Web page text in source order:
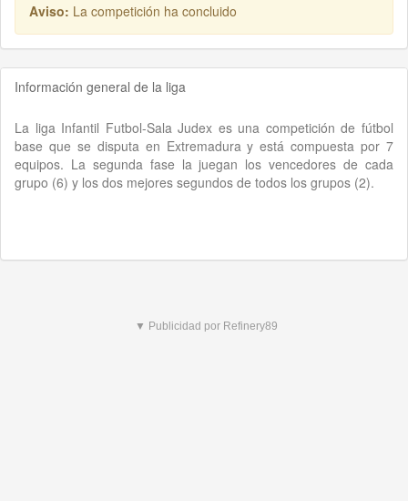
Aviso: La competición ha concluido
Información general de la liga
La liga Infantil Futbol-Sala Judex es una competición de fútbol
base que se disputa en Extremadura y está compuesta por 7
equipos. La segunda fase la juegan los vencedores de cada
grupo (6) y los dos mejores segundos de todos los grupos (2).
▼ Publicidad por Refinery89